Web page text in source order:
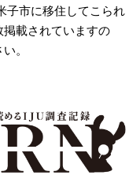
子市に移住してこられ
載されていますの
。